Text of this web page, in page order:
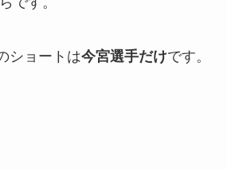
ショートは今宮選手だけです。